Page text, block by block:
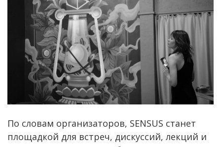
По словам организаторов, SENSUS станет
площадкой для встреч, дискуссий, лекций и